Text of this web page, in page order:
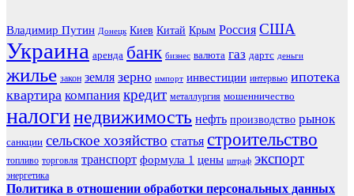
Владимир Путин Донецк Киев Китай Крым Россия США
Украина аренда банк бизнес валюта газ дартс деньги
жилье закон земля зерно импорт инвестиции интервью ипотека
квартира компания кредит металлургия мошенничество
налогинедвижимость нефть производство рынок
санкции сельское хозяйство статья строительство
топливо торговля транспорт формула 1 цены штраф экспорт
энергетика
Политика в отношении обработки персональных данных